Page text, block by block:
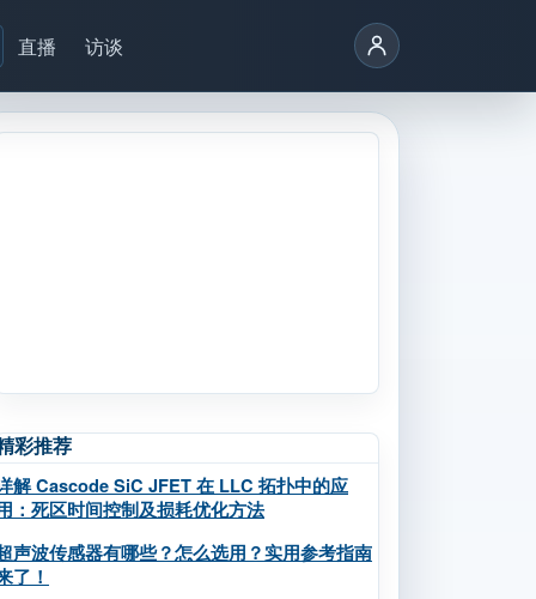
直播 访谈
彩推荐
解 Cascode SiC JFET 在 LLC 拓扑中的应
：死区时间控制及损耗优化方法
声波传感器有哪些？怎么选用？实用参考指南
了！